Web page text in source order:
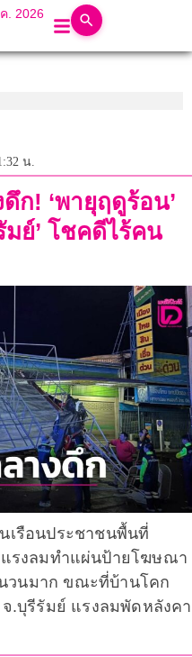
. 2026
น.
! ‘พายุฤดูร้อน’
ย์’ โชคดีไร้คน
เรือนประชาชนพื้นที่
รงลมทำแผ่นป้ายโฆษณา
วนมาก ขณะที่บ้านโคก
.บุรีรัมย์ แรงลมพัดหลังคา